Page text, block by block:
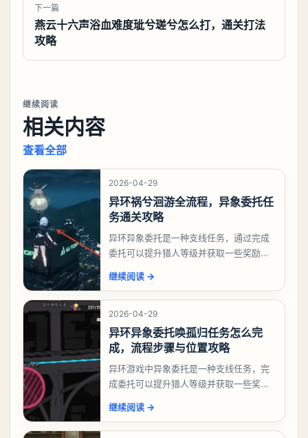
下一篇
燕云十六声浴血难度玼兮瑳兮怎么打，通关打法
攻略
继续阅读
相关内容
查看全部
2026-04-29
异环祸兮洄游全流程，异象委托任
务通关攻略
异环异象委托是一种支线任务，通过完成
委托可以提升猎人等级并获取一些奖励，
么做，下面就来告诉大家。异环异象委托
祸兮洄游任务攻略
继续阅读 →
2026-04-29
异环异象委托唤孤归任务怎么完
成，流程步骤与位置攻略
异环游戏中异象委托是一种支线任务，完
成委托可以提升猎人等级并获取一些奖
么做，今天游戏熊就来告诉大家。异环异
象委托唤孤归任务攻
继续阅读 →